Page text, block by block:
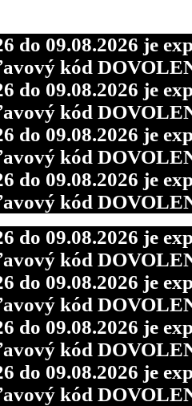
do 09.08.2026 je
kód
do 09.08.2026 je
kód
do 09.08.2026 je
kód
do 09.08.2026 je
kód
do 09.08.2026 je
kód
do 09.08.2026 je
kód
do 09.08.2026 je
kód
do 09.08.2026 je
kód